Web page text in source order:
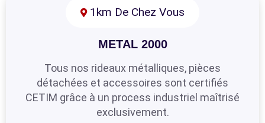
1km De Chez Vous
METAL 2000
Tous nos rideaux métalliques, pièces
détachées et accessoires sont certifiés
CETIM grâce à un process industriel maîtrisé
exclusivement.